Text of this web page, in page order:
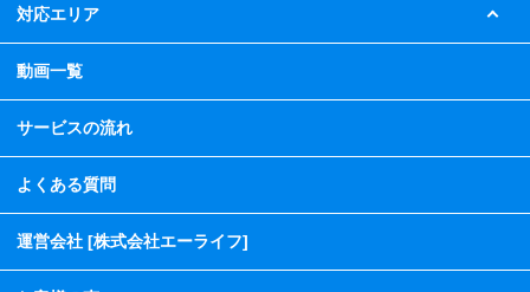
対応エリア
動画一覧
サービスの流れ
よくある質問
運営会社 [株式会社エーライフ]